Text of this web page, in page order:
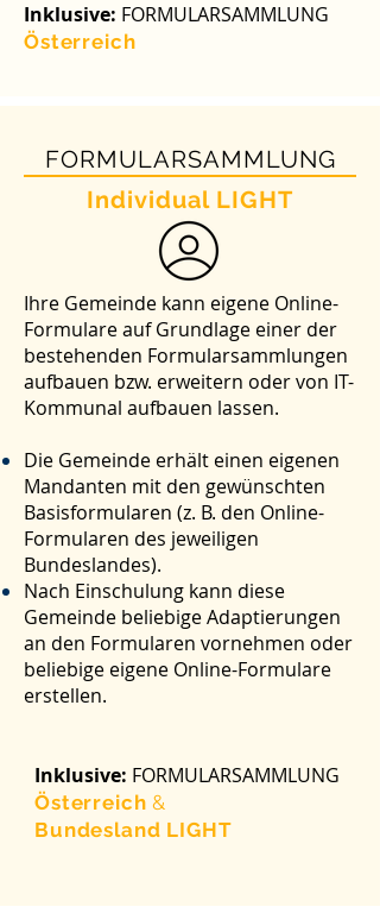
Inklusive: FORMULARSAMMLUNG
Österreich
FORMULARSAMMLUNG
Individual LIGHT
Ihre Gemeinde kann eigene Online-
Formulare auf Grundlage einer der
bestehenden Formularsammlungen
aufbauen bzw. erweitern oder von IT-
Kommunal aufbauen lassen.
Die Gemeinde erhält einen eigenen
Mandanten mit den gewünschten
Basisformularen (z. B. den Online-
Formularen des jeweiligen
Bundeslandes).
Nach Einschulung kann diese
Gemeinde beliebige Adaptierungen
an den Formularen vornehmen oder
beliebige eigene Online-Formulare
erstellen.
Inklusive: FORMULARSAMMLUNG
Österreich&
Bundesland LIGHT